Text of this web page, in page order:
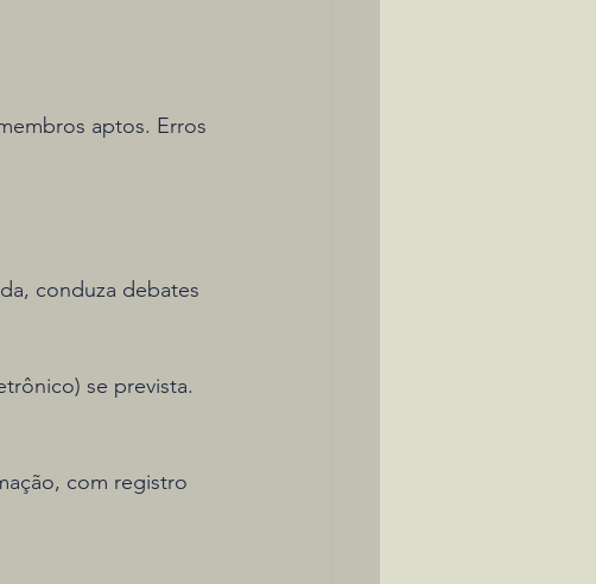
aptos. Erros
conduza debates
se prevista.
com registro